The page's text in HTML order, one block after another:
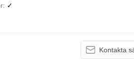
✓
Kontakta